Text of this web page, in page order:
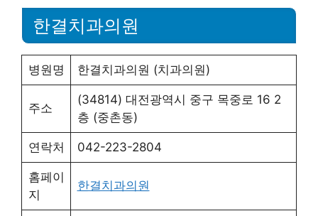
한결치과의원
병원명 한결치과의원 (치과의원)
주소
(34814) 대전광역시 중구 목중로 16 2
층 (중촌동)
연락처 042-223-2804
홈페이
지
한결치과의원